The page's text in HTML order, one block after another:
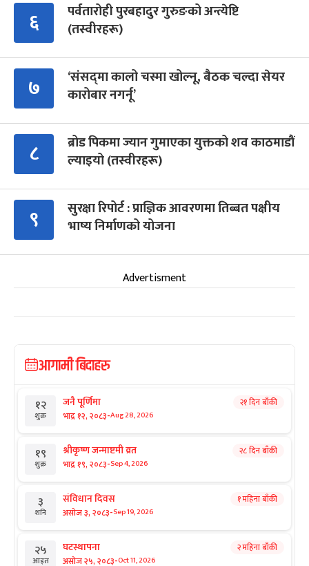
६
पर्वतारोही पुरबहादुर गुरुङको अन्त्येष्टि
(तस्वीरहरू)
७
‘संसद्‍मा कालो चस्मा खोल्नू, बैठक चल्दा सेयर
कारोबार नगर्नू’
८
ब्रोड पिकमा ज्यान गुमाएका युक्तको शव काठमाडौं
ल्याइयो (तस्वीरहरू)
९
सुरक्षा रिपोर्ट : प्राज्ञिक आवरणमा तिब्बत पक्षीय
भाष्य निर्माणको योजना
Advertisment
आगामी बिदाहरु
१२
शुक्र
जनै पूर्णिमा
भाद्र १२, २०८३-Aug 28, 2026
२१ दिन बाँकी
१९
शुक्र
श्रीकृष्ण जन्माष्टमी व्रत
भाद्र १९, २०८३-Sep 4, 2026
२८ दिन बाँकी
३
शनि
संविधान दिवस
असोज ३, २०८३-Sep 19, 2026
१ महिना बाँकी
२५
आइत
घटस्थापना
असोज २५, २०८३-Oct 11, 2026
२ महिना बाँकी